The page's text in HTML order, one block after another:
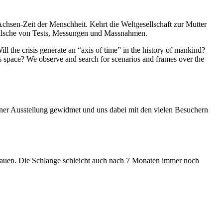
Zeit der Menschheit. Kehrt die Weltgesellschaft zur Mutter
von Tests, Messungen und Massnahmen.
the crisis generate an “axis of time” in the history of mankind?
We observe and search for scenarios and frames over the
Ausstellung gewidmet und uns dabei mit den vielen Besuchern
Die Schlange schleicht auch nach 7 Monaten immer noch